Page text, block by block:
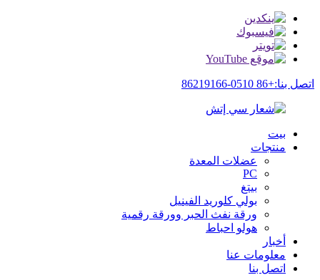
اتصل بنا:+86 0510-86219166
بيت
منتجات
عضلات المعدة
PC
بيتغ
بولي كلوريد الفينيل
ورقة نفث الحبر وورقة رقمية
هولو احباط
أخبار
معلومات عنا
اتصل بنا